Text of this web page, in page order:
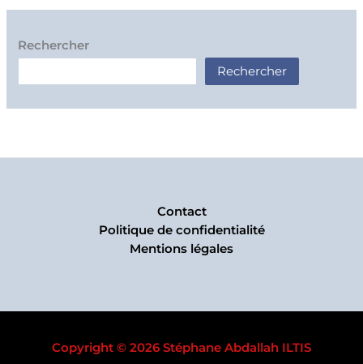
Rechercher
Rechercher
Contact
Politique de confidentialité
Mentions légales
Copyright © 2026 Stéphane Abdallah ILTIS